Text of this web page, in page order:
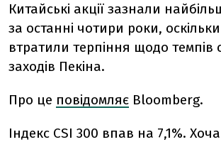
Китайські акції зазнали
за останні чотири роки,
втратили терпіння щодо
заходів Пекіна.
Про це повідомляє Bloomberg.
Індекс CSI 300 впав на 7,1%.